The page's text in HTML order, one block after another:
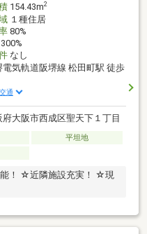
154.43m2
１種住居
80%
なし
電気軌道阪堺線 松田町駅 徒歩
通
府大阪市西成区聖天下１丁目
平坦地
！ ☆近隣施設充実！ ☆現